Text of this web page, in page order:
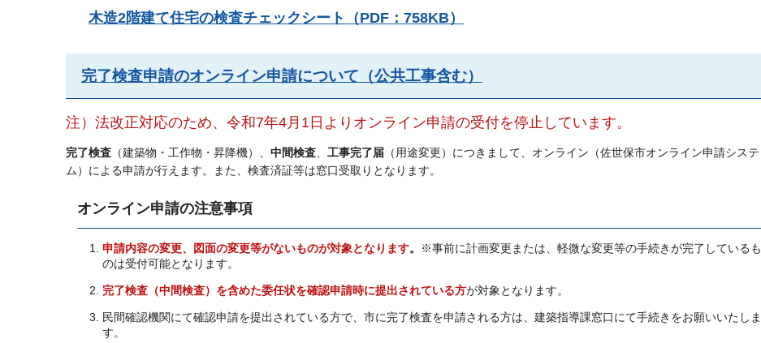
木造2階建て住宅の検査チェックシート（PDF：758KB）
完了検査申請のオンライン申請について（公共工事含む）
注）法改正対応のため、令和7年4月1日よりオンライン申請の受付を停止しています。
完了検査 （建築物・工作物・昇降機）、 中間検査、 工事完了届 （用途変更）につきまして、オンライン（佐世保市オンライン申請システ
ム）による申請が行えます。また、検査済証等は窓口受取りとなります。
オンライン申請の注意事項
申請内容の変更、図面の変更等がないものが対象となります。
※事前に計画変更または、軽微な変更等の手続きが完了しているも
のは受付可能となります。
完了検査（中間検査）を含めた委任状を確認申請時に提出されている方が対象となります。
民間確認機関にて確認申請を提出されている方で、市に完了検査を申請される方は、建築指導課窓口にて手続きをお願いいたしま
す。